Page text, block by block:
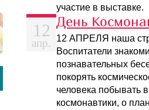
участие в выставке.
12
апр.
День
12 АПРЕЛЯ наша
Воспитатели
познавательных
покорять
человека побывать
космонавтики, о